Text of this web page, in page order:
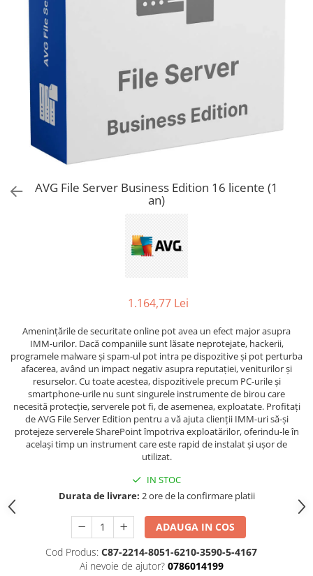
AVAST Driver Updater
AVAST SecureLine VPN
AVAST AntiTrack Premium
AVG File Server Business Edition 16 licente (1
an)
1.164,77 Lei
Amenințările de securitate online pot avea un efect major asupra
IMM-urilor. Dacă companiile sunt lăsate neprotejate, hackerii,
programele malware și spam-ul pot intra pe dispozitive și pot perturba
afacerea, având un impact negativ asupra reputației, veniturilor și
resurselor. Cu toate acestea, dispozitivele precum PC-urile și
smartphone-urile nu sunt singurele instrumente de birou care
necesită protecție, serverele pot fi, de asemenea, exploatate. Profitați
de AVG File Server Edition pentru a vă ajuta clienții IMM-uri să-și
protejeze serverele SharePoint împotriva exploatărilor, oferindu-le în
același timp un instrument care este rapid de instalat și ușor de
utilizat.
IN STOC
Durata de livrare: 2 ore de la confirmare platii
ADAUGA IN COS
Cod Produs: C87-2214-8051-6210-3590-5-4167
Ai nevoie de ajutor? 0786014199